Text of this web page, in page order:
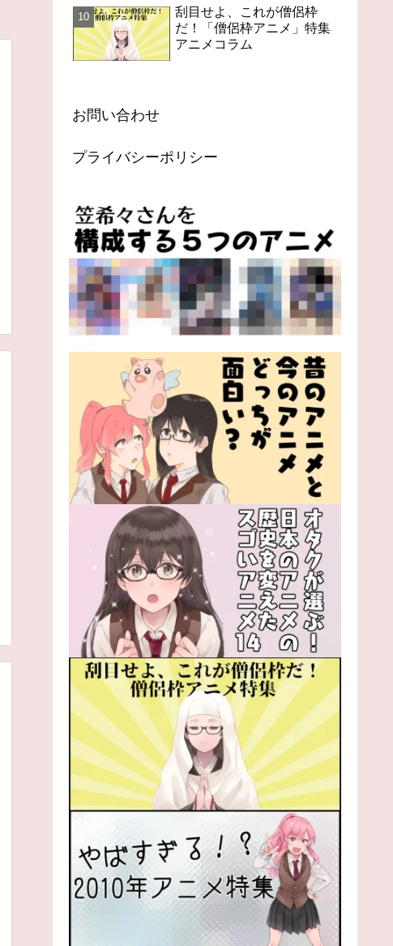
刮目せよ、これが僧侶枠
だ！「僧侶枠アニメ」特集
アニメコラム
お問い合わせ
プライバシーポリシー